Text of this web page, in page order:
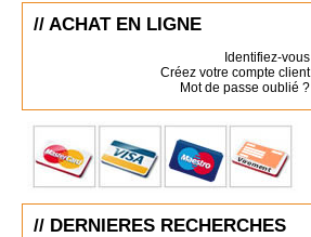
// ACHAT EN LIGNE
Identifiez-vous
Créez votre compte client
Mot de passe oublié ?
// DERNIERES RECHERCHES